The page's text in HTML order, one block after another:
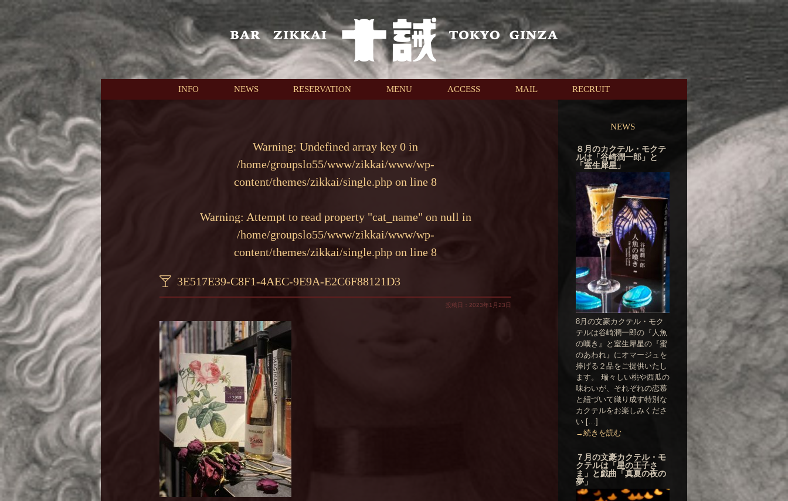
本文へスキップ
INFO NEWS RESERVATION MENU ACCESS MAIL RECRUIT
Warning: Undefined array key 0 in
/home/groupslo55/www/zikkai/www/wp-
content/themes/zikkai/single.php on line 8
Warning: Attempt to read property "cat_name" on null in
/home/groupslo55/www/zikkai/www/wp-
content/themes/zikkai/single.php on line 8
3E517E39-C8F1-4AEC-9E9A-E2C6F88121D3
投稿日：2023年1月23日
NEWS
８月のカクテル・モクテ
ルは「谷崎潤一郎」と
「室生犀星」
8月の文豪カクテル・モク
テルは谷崎潤一郎の『人魚
の嘆き』と室生犀星の『蜜
のあわれ』にオマージュを
捧げる２品をご提供いたし
ます。 瑞々しい桃や西瓜の
味わいが、それぞれの恋慕
と紐づいて織り成す特別な
カクテルをお楽しみくださ
い […]
→続きを読む
７月の文豪カクテル・モ
クテルは「星の王子さ
ま」と戯曲「真夏の夜の
夢」